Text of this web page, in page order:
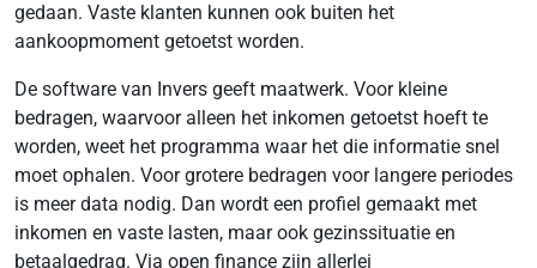
gedaan. Vaste klanten kunnen ook buiten het
aankoopmoment getoetst worden.
De software van Invers geeft maatwerk. Voor kleine
bedragen, waarvoor alleen het inkomen getoetst hoeft te
worden, weet het programma waar het die informatie snel
moet ophalen. Voor grotere bedragen voor langere periodes
is meer data nodig. Dan wordt een profiel gemaakt met
inkomen en vaste lasten, maar ook gezinssituatie en
betaalgedrag. Via open finance zijn allerlei